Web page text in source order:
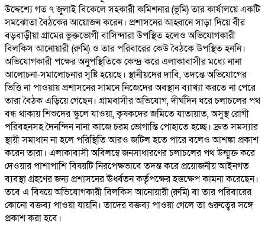
উদ্দেশ্যে গত ৭ জুলাই বিকেলে সহকারী কমিশনার (ভূমি) তার কার্যালয়ে একটি
সমঝোতা বৈঠকের আয়োজন করেন। প্রশাসনের আহ্বানে সাড়া দিয়ে বীর
বড়বাড়ীয়া গ্রামের ভুক্তভোগী বাসিন্দারা উপস্থিত হলেও অভিযোগকারী
বিলকিস আনোয়ারী (রুমি) ও তার পরিবারের কেউ বৈঠকে উপস্থিত হননি।
অভিযোগকারী পক্ষের অনুপস্থিতিকে কেন্দ্র করে এলাকাবাসীর মধ্যে নানা
আলোচনা-সমালোচনার সৃষ্টি হয়েছে। স্থানীয়দের দাবি, তদন্তে অভিযোগের
ভিত্তি না পাওয়ায় প্রশাসনের সামনে নিজেদের অবস্থান ব্যাখ্যা করতে না পেরে
তারা বৈঠক এড়িয়ে গেছেন। গ্রামবাসীর অভিযোগ, দীর্ঘদিন ধরে চলাচলের পথ
বন্ধ থাকায় শিশুদের স্কুলে যাওয়া, কৃষকদের জমিতে যাতায়াত, অসুস্থ রোগী
পরিবহনসহ দৈনন্দিন নানা কাজে চরম ভোগান্তি পোহাতে হচ্ছে। দ্রুত সমস্যার
স্থায়ী সমাধান না হলে পরিস্থিতি আরও জটিল হতে পারে বলেও আশঙ্কা প্রকাশ
করেন তারা। এলাকাবাসী অবিলম্বে জনসাধারণের চলাচলের পথ উন্মুক্ত করে
দেওয়ার পাশাপাশি বিষয়টি নিরপেক্ষভাবে তদন্ত করে প্রয়োজনীয় আইনগত
ব্যবস্থা গ্রহণের জন্য প্রশাসনের ঊর্ধ্বতন কর্তৃপক্ষের হস্তক্ষেপ কামনা করেছেন।
তবে এ বিষয়ে অভিযোগকারী বিলকিস আনোয়ারী (রুমি) বা তার পরিবারের
কোনো বক্তব্য পাওয়া যায়নি। তাদের বক্তব্য পাওয়া গেলে তা গুরুত্বের সঙ্গে
প্রকাশ করা হবে।